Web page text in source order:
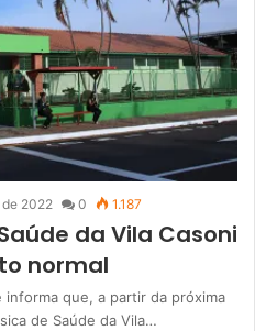
de 2022 0 1.187
da Vila Casoni
normal
informa que, a partir da próxima
de Saúde da Vila…